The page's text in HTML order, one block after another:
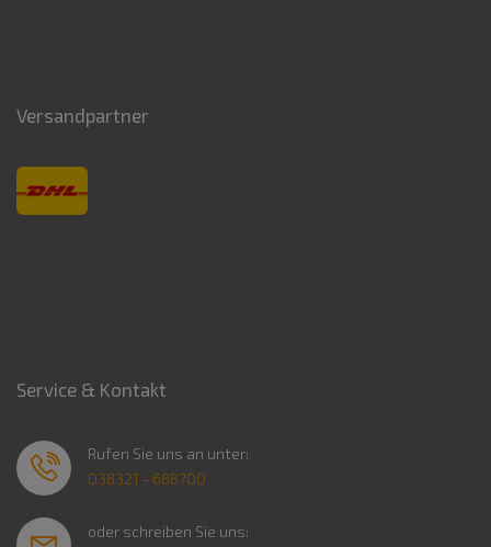
Versandpartner
Service & Kontakt
Rufen Sie uns an unter:
038321 - 688700
oder schreiben Sie uns: